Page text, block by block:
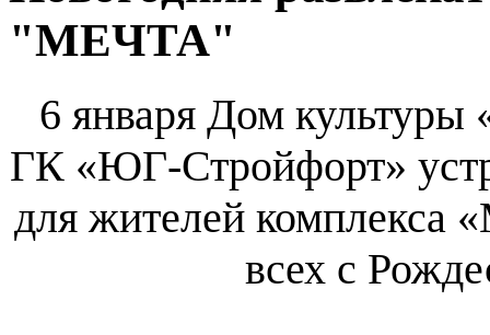
"МЕЧТА"
6 января Дом
ГК «ЮГ-Стройфорт»
для жителей комплекса
всех с